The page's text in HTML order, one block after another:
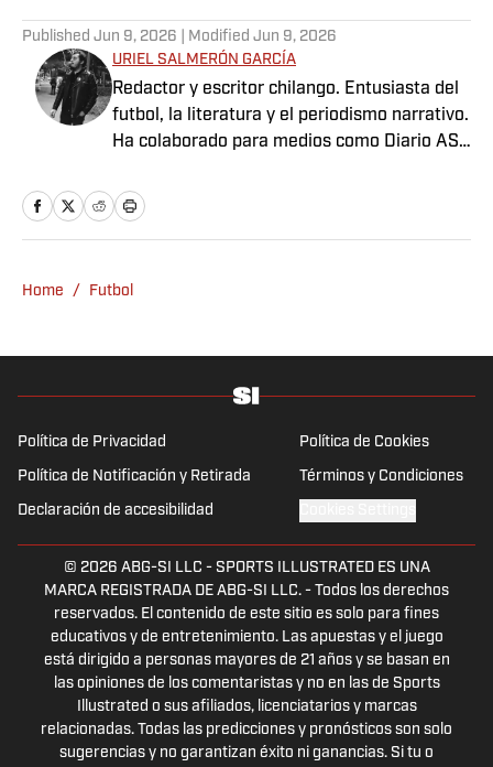
Published Jun 9, 2026 | Modified Jun 9, 2026
URIEL SALMERÓN GARCÍA
Redactor y escritor chilango. Entusiasta del
futbol, la literatura y el periodismo narrativo.
Ha colaborado para medios como Diario AS
Pie de Página, entre otros.
Home / Futbol
Política de Privacidad Política de Cookies
Política de Notificación y Retirada Términos y Condiciones
Declaración de accesibilidad
© 2026 ABG-SI LLC - SPORTS ILLUSTRATED ES UNA
MARCA REGISTRADA DE ABG-SI LLC. - Todos los derechos
reservados. El contenido de este sitio es solo para fines
educativos y de entretenimiento. Las apuestas y el juego
está dirigido a personas mayores de 21 años y se basan en
las opiniones de los comentaristas y no en las de Sports
Illustrated o sus afiliados, licenciatarios y marcas
relacionadas. Todas las predicciones y pronósticos son solo
sugerencias y no garantizan éxito ni ganancias. Si tu o